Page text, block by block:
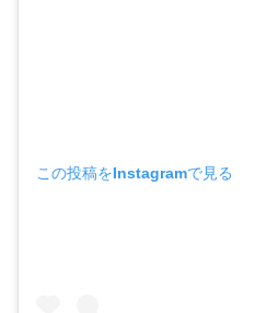
この投稿をInstagramで見る